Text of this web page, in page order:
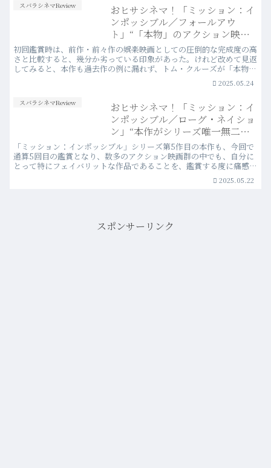
スバラシネマReview
おヒサシネマ！「ミッション：イ
ンポッシブル／フォールアウ
ト」“「本物」のアクション映画
は色褪せず、価値を高める”
初回鑑賞時は、前作・前々作の娯楽映画としての圧倒的な完成度の高
さと比較すると、幾分か劣っている印象があった。けれど改めて見返
してみると、本作も過去作の例に漏れず、トム・クルーズが「本物」
インメントに満ち溢れていて、そもそも充分に合格点だった評価が、
さらに上方修正された。
2025.05.24
スバラシネマReview
おヒサシネマ！「ミッション：イ
ンポッシブル／ローグ・ネイショ
ン」“本作がシリーズ唯一無二の
作品である3つの理由”
「ミッション：インポッシブル」シリーズ第5作目の本作も、今回で
通算5回目の鑑賞となり、数多のアクション映画群の中でも、自分に
とって特にフェイバリットな作品であることを、鑑賞する度に痛感し
2025.05.22
スポンサーリンク